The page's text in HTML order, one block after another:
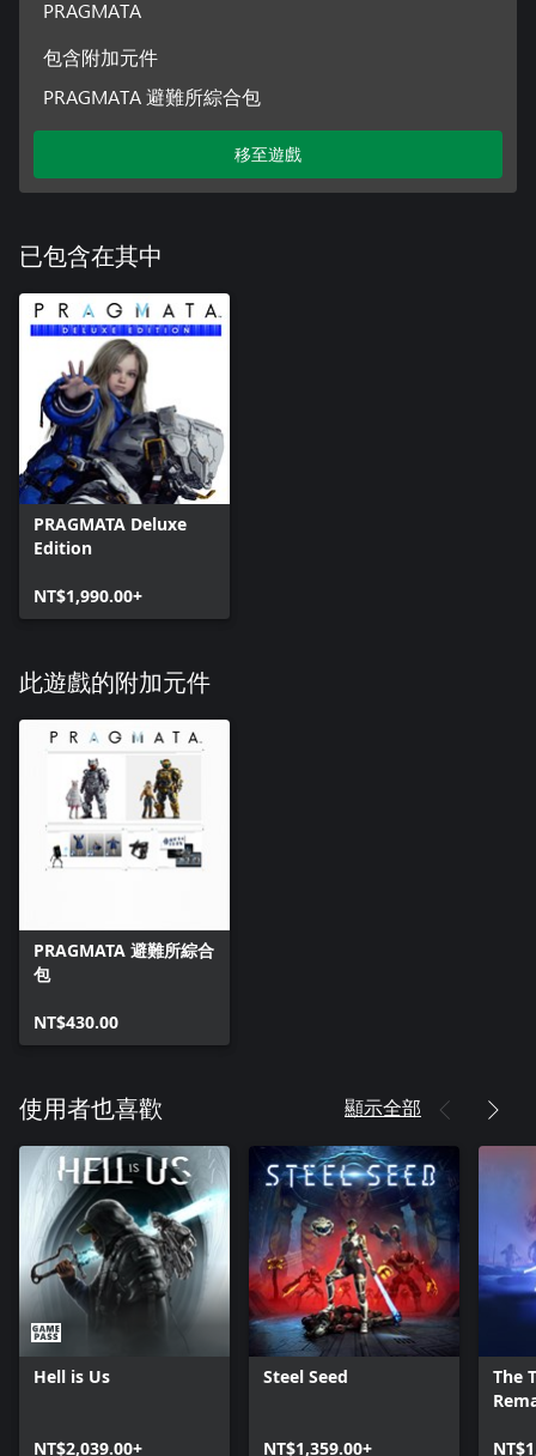
PRAGMATA
包含附加元件
PRAGMATA 避難所綜合包
移至遊戲
已包含在其中
PRAGMATA Deluxe
Edition
NT$1,990.00+
此遊戲的附加元件
PRAGMATA 避難所綜合
包
NT$430.00
使用者也喜歡 顯示全部
Hell is Us
NT$2,039.00+
Steel Seed
NT$1,359.00+
The